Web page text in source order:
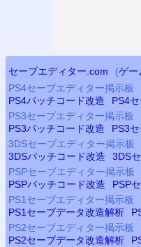
セーブエディター.com (ゲー
PS4セーブエディター掲示板
PS4パッチコード改造 PS4
PS3セーブエディター掲示板
PS3パッチコード改造 PS3
3DSセーブエディター掲示板
3DSパッチコード改造
3DS
PSPセーブエディター掲示板
PSPパッチコード改造 PSP
PS1セーブエディター掲示板
PS1セーブデータ改造解析
PS2セーブエディター掲示板
PS2セーブデータ改造解析